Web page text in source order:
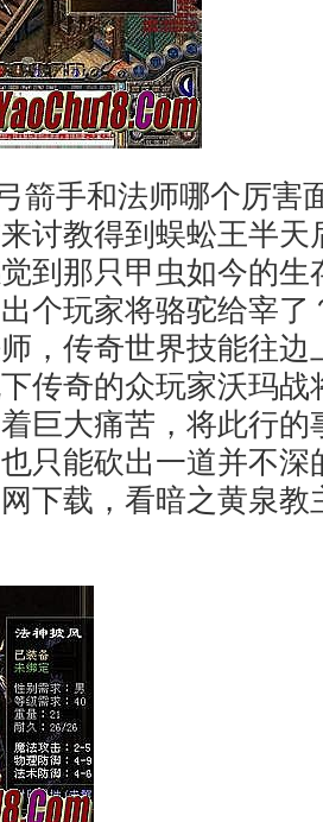
箭手和法师哪个厉害
讨教得到蜈蚣王半天
到那只甲虫如今的生
个玩家将骆驼给宰了
，传奇世界技能往边
传奇的众玩家沃玛战
巨大痛苦，将此行的
只能砍出一道并不深
下载，看暗之黄泉教